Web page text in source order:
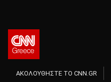
ΑΚΟΛΟΥΘΗΣΤΕ ΤΟ CNN.GR